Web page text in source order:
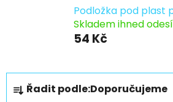
Podložka pod plast
Skladem ihned
54 Kč
Ř
a Řadit podle:Doporučujeme